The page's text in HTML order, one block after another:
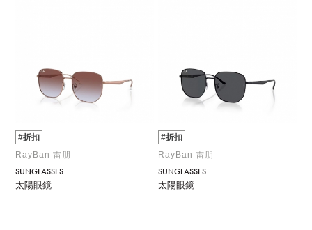
#折扣
RayBan 雷朋
SUNGLASSES
太陽眼鏡
#折扣
RayBan 雷朋
SUNGLASSES
太陽眼鏡